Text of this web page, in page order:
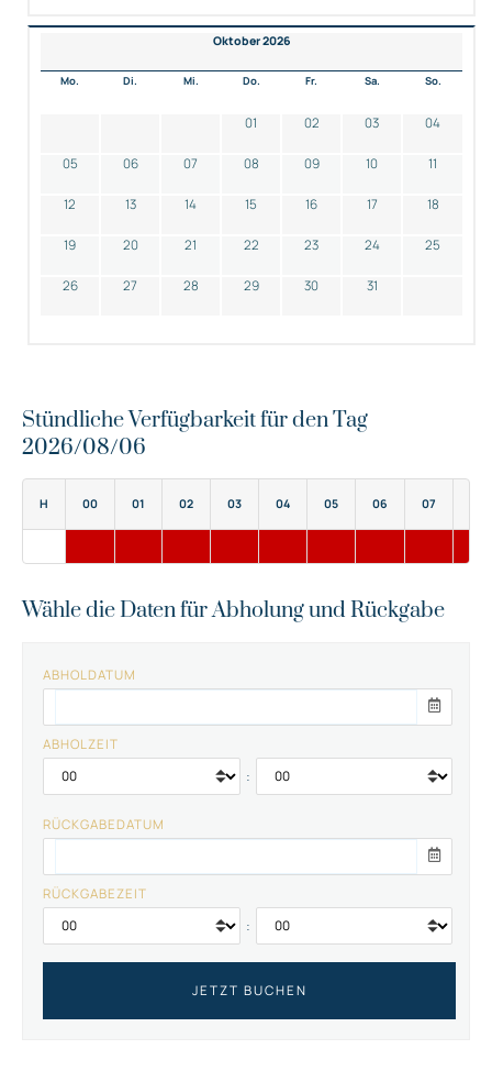
Oktober 2026
Mo. Di. Mi. Do. Fr. Sa. So.
01 02 03 04
05 06 07 08 09 10 11
12 13 14 15 16 17 18
19 20 21 22 23 24 25
26 27 28 29 30 31
Stündliche Verfügbarkeit für den Tag
2026/08/06
H 00 01 02 03 04 05 06 07
Wähle die Daten für Abholung und Rückgabe
ABHOLDATUM
ABHOLZEIT
:
RÜCKGABEDATUM
RÜCKGABEZEIT
: